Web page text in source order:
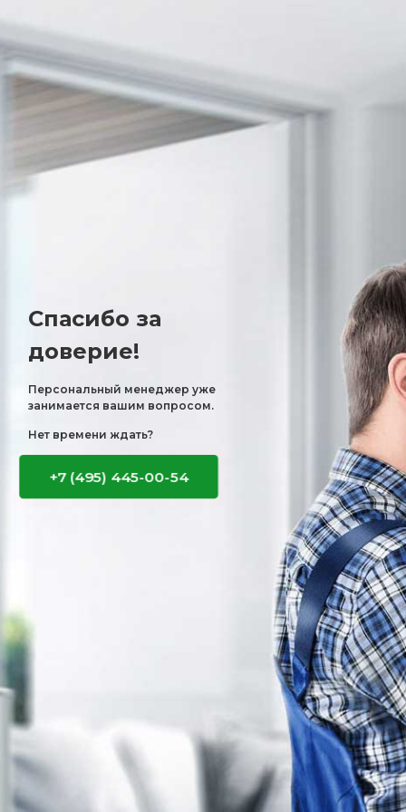
Спасибо за
доверие!
Персональный менеджер уже
занимается вашим вопросом.
Нет времени ждать?
+7 (495) 445-00-54